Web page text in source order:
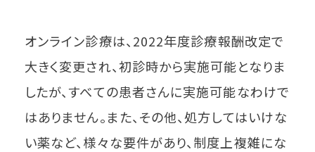
オンライン診療は、2022年度診療報酬改定で
大きく変更され、初診時から実施可能となりま
したが、すべての患者さんに実施可能なわけで
はありません。また、その他、処方してはいけな
い薬など、様々な要件があり、制度上複雑にな